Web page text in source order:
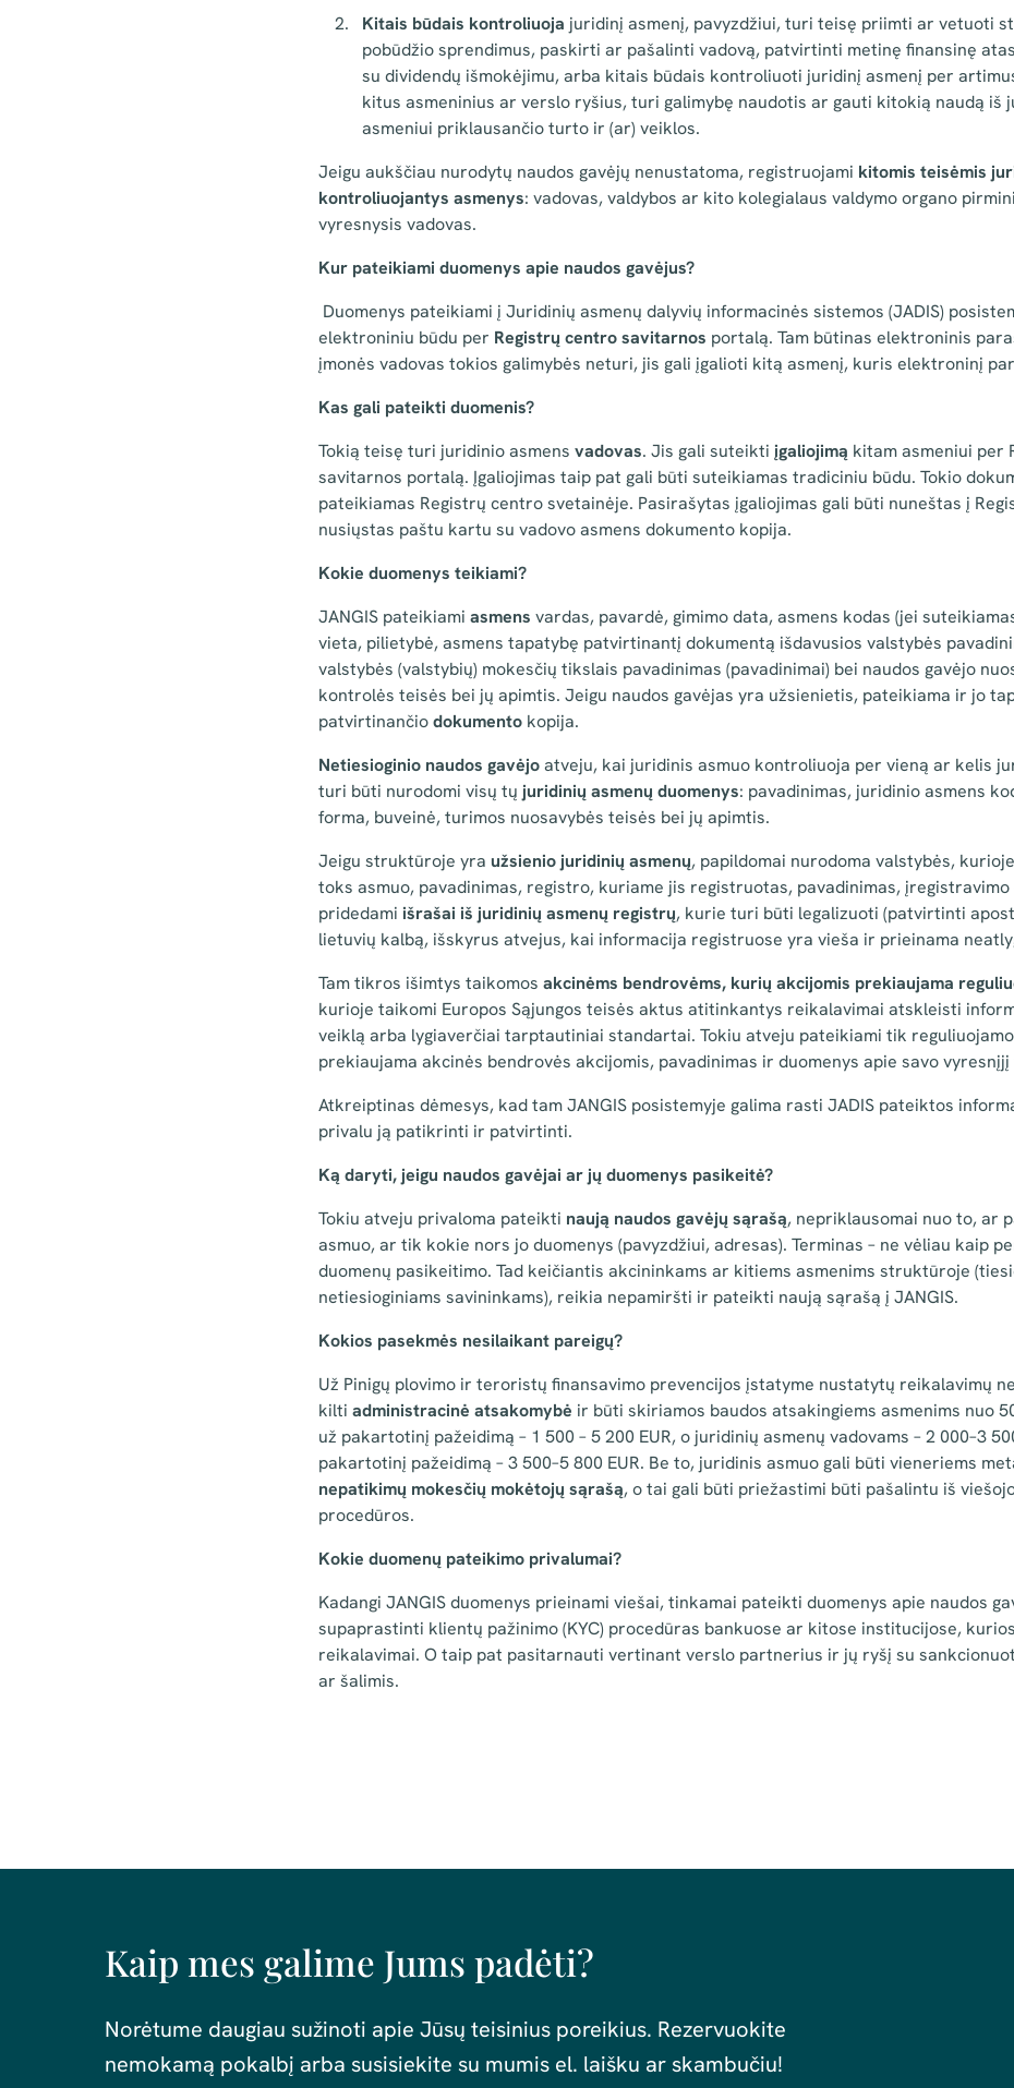
Kitais būdais kontroliuoja juridinį asmenį, pavyzdžiui, turi teisę priimti ar vetuoti
pobūdžio sprendimus, paskirti ar pašalinti vadovą, patvirtinti metinę finansinę
su dividendų išmokėjimu, arba kitais būdais kontroliuoti juridinį asmenį per
kitus asmeninius ar verslo ryšius, turi galimybę naudotis ar gauti kitokią naudą iš
asmeniui priklausančio turto ir (ar) veiklos.
Jeigu aukščiau nurodytų naudos gavėjų nenustatoma, registruojami kitomis teisėmis
kontroliuojantys asmenys: vadovas, valdybos ar kito kolegialaus valdymo organo
vyresnysis vadovas.
Kur pateikiami duomenys apie naudos gavėjus?
Duomenys pateikiami į Juridinių asmenų dalyvių informacinės sistemos (JADIS)
elektroniniu būdu per Registrų centro savitarnos portalą. Tam būtinas elektroninis
įmonės vadovas tokios galimybės neturi, jis gali įgalioti kitą asmenį, kuris elektroninį
Kas gali pateikti duomenis?
Tokią teisę turi juridinio asmens vadovas. Jis gali suteikti įgaliojimą kitam asmeniui per
savitarnos portalą. Įgaliojimas taip pat gali būti suteikiamas tradiciniu būdu. Tokio
pateikiamas Registrų centro svetainėje. Pasirašytas įgaliojimas gali būti nuneštas į
nusiųstas paštu kartu su vadovo asmens dokumento kopija.
Kokie duomenys teikiami?
JANGIS pateikiami asmens vardas, pavardė, gimimo data, asmens kodas (jei
vieta, pilietybė, asmens tapatybę patvirtinantį dokumentą išdavusios valstybės
valstybės (valstybių) mokesčių tikslais pavadinimas (pavadinimai) bei naudos gavėjo
kontrolės teisės bei jų apimtis. Jeigu naudos gavėjas yra užsienietis, pateikiama ir jo
patvirtinančiodokumento kopija.
Netiesioginio naudos gavėjoatveju, kai juridinis asmuo kontroliuoja per vieną ar kelis
turi būti nurodomi visų tų juridinių asmenų duomenys: pavadinimas, juridinio asmens
forma, buveinė, turimos nuosavybės teisės bei jų apimtis.
Jeigu struktūroje yra užsienio juridinių asmenų, papildomai nurodoma valstybės,
toks asmuo, pavadinimas, registro, kuriame jis registruotas, pavadinimas, įregistravimo
pridedami išrašai iš juridinių asmenų registrų, kurie turi būti legalizuoti (patvirtinti
lietuvių kalbą, išskyrus atvejus, kai informacija registruose yra vieša ir prieinama
Tam tikros išimtys taikomos akcinėms bendrovėms, kurių akcijomis prekiaujama
kurioje taikomi Europos Sąjungos teisės aktus atitinkantys reikalavimai atskleisti
veiklą arba lygiaverčiai tarptautiniai standartai. Tokiu atveju pateikiami tik
prekiaujama akcinės bendrovės akcijomis, pavadinimas ir duomenys apie savo vyresnįjį
Atkreiptinas dėmesys, kad tam JANGIS posistemyje galima rasti JADIS pateiktos
privalu ją patikrinti ir patvirtinti.
Ką daryti, jeigu naudos gavėjai ar jų duomenys pasikeitė?
Tokiu atveju privaloma pateikti naują naudos gavėjų sąrašą, nepriklausomai nuo to, ar
asmuo, ar tik kokie nors jo duomenys (pavyzdžiui, adresas). Terminas – ne vėliau kaip
duomenų pasikeitimo. Tad keičiantis akcininkams ar kitiems asmenims struktūroje
netiesioginiams savininkams), reikia nepamiršti ir pateikti naują sąrašą į JANGIS.
Kokios pasekmės nesilaikant pareigų?
Už Pinigų plovimo ir teroristų finansavimo prevencijos įstatyme nustatytų reikalavimų
kilti administracinė atsakomybė ir būti skiriamos baudos atsakingiems asmenims nuo
už pakartotinį pažeidimą – 1 500 – 5 200 EUR, o juridinių asmenų vadovams – 2 000–3
pakartotinį pažeidimą – 3 500–5 800 EUR. Be to, juridinis asmuo gali būti vieneriems
nepatikimų mokesčių mokėtojų sąrašą, o tai gali būti priežastimi būti pašalintu iš
procedūros.
Kokie duomenų pateikimo privalumai?
Kadangi JANGIS duomenys prieinami viešai, tinkamai pateikti duomenys apie naudos
supaprastinti klientų pažinimo (KYC) procedūras bankuose ar kitose institucijose,
reikalavimai. O taip pat pasitarnauti vertinant verslo partnerius ir jų ryšį su
ar šalimis.
Kaip mes galime Jums padėti?
Norėtume daugiau sužinoti apie Jūsų teisinius poreikius. Rezervuokite
nemokamą pokalbį arba susisiekite su mumis el. laišku ar skambučiu!